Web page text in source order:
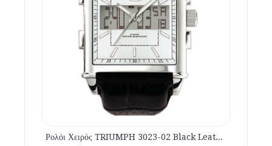
Ρολόι Χειρός TRIUMPH 3023-02 Black Leather Strap